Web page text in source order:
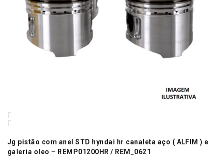
Jg pistão com anel STD hyndai hr canaleta aço ( ALFIM ) e
galeria oleo – REMP01200HR / REM_0621